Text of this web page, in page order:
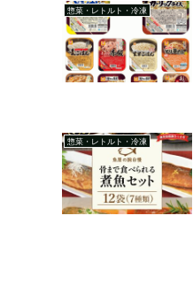
惣菜・レトルト・冷凍
惣菜・レトルト・冷凍